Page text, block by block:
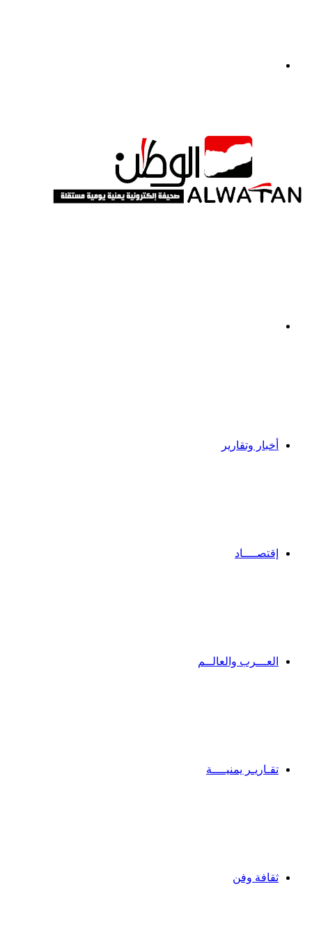
أخبار وتقارير
إقتصــــاد
العـــرب والعالــم
تقـاريـر يمنيــــة
ثقافة وفن